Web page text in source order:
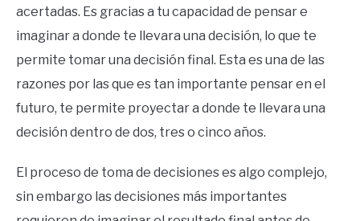
acertadas. Es gracias a tu capacidad de pensar e
imaginar a donde te llevara una decisión, lo que te
permite tomar una decisión final. Esta es una de las
razones por las que es tan importante pensar en el
futuro, te permite proyectar a donde te llevara una
decisión dentro de dos, tres o cinco años.
El proceso de toma de decisiones es algo complejo,
sin embargo las decisiones más importantes